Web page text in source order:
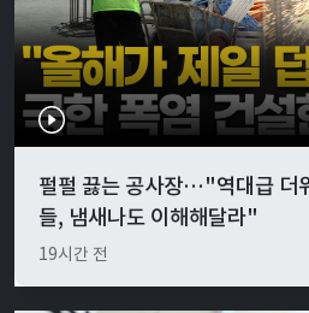
펄펄 끓는 공사장…"역대급 더
들, 냄새나도 이해해달라"
19시간 전